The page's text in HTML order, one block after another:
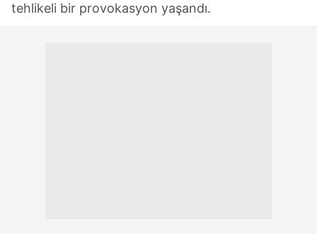
tehlikeli bir provokasyon yaşandı.